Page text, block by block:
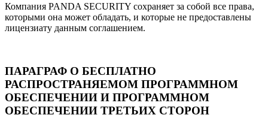
Компания PANDA SECURITY сохраняет за собой все права,
которыми она может обладать, и которые не предоставлены
лицензиату данным соглашением.
ПАРАГРАФ О БЕСПЛАТНО
РАСПРОСТРАНЯЕМОМ ПРОГРАММНОМ
ОБЕСПЕЧЕНИИ И ПРОГРАММНОМ
ОБЕСПЕЧЕНИИ ТРЕТЬИХ СТОРОН